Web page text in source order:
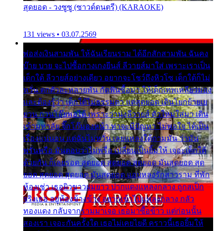
สุดยอด - วงซูซู (ซาวด์ดนตรี) (KARAOKE)
131 views • 03.07.2569
พ่อส่งเงินสามพัน ให้ฉันเรียนราม ได้อีกสักสามพัน ฉันคง
บ๊าย บาย จะไปซื้อกางเกงยีนส์ ลีวายส์มาใส่ เพราะเราเป็น
เด็กใต้ ลีวายส์อย่างเดียว อยากจะโชว์ถึงหิวโซ เด็กใต้ก็ไม่
หวั่น ตกตัวละหลายพัน กัดฟันซื้อมา ให้เด็กเทพเหลียวมอง
และต้องรู้ว่า เด็กใต้ไม่ธรรมดา แต่สุดยอด เดินโยกย้ายเย
ยวน กวนโอ๊ยพอได้ เพราะว่านุ่งลีวายส์ ตัวใหม่ใส่มา เดิน
เข้ามหาลัย จิ๊กโก๊มองหน้า ท่าจะมีปัญหา ไม่พอใจ ได้เป็น
เรื่องแน่นอน แต่ฉันไม่หวั่น เลยแหลงใต้ถามมัน ว่ามัน
พรั่นพรือ มันตอบว่าไม่พรื่อ เปลี่ยนเป็นยิ้มให้ เจอะเด็กใต้
ด้วยกัน ก็เลยรอด สุดยอด สุดยอด สุดยอด มันสุดยอด สุด
ยอด สุดยอด สุดยอด มันสุดยอด แอบหลงรักสาวราม ที่พัก
ห้องเช่า เธอผิวขาวผมยาว ปากแดงแหลงกลาง ถูกสเป็ก
จริงเธอ อยู่ห้องข้างข้าง อยากเข้าไปแหลงกลาง กลัว
ทองแดง กลับจากรามมาเจอ เธอมาซื้อข้าว แต่ก่อนนั้น
สองเรา เจอะกันครั้งใด เธอไม่เคยไยดี คราวนี้เธอยิ้มให้